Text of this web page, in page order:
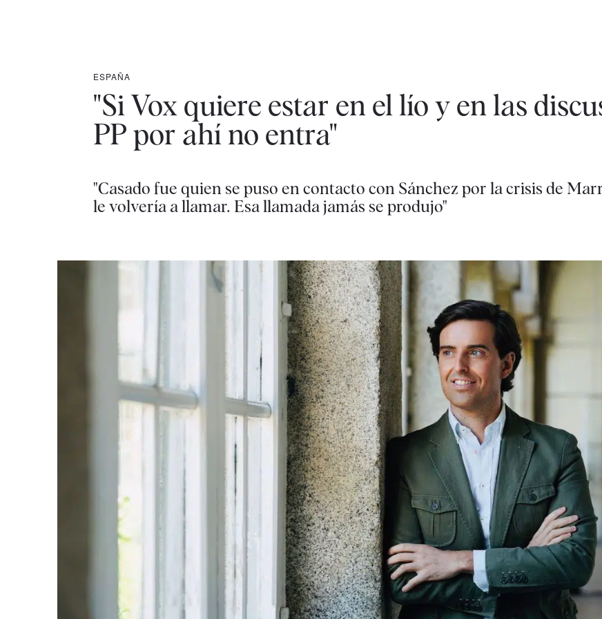
ESPAÑA
"Si Vox quiere estar en el lío y en las
PP por ahí no entra"
"Casado fue quien se puso en contacto con Sánchez por la crisis de
le volvería a llamar. Esa llamada jamás se produjo"